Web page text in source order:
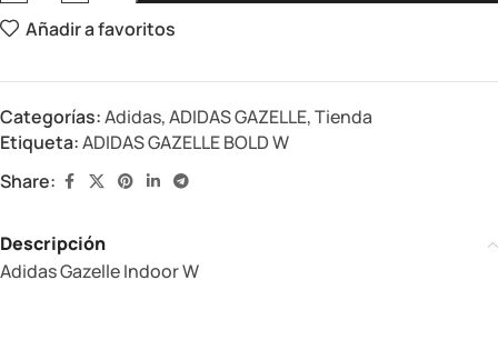
Añadir a favoritos
Categorías:Adidas,ADIDAS GAZELLE,Tienda
Etiqueta:ADIDAS GAZELLE BOLD W
Share:
Descripción
Adidas Gazelle Indoor W